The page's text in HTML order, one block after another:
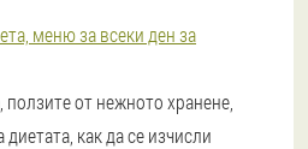
меню за всеки ден за
от нежното хранене,
как да се изчисли